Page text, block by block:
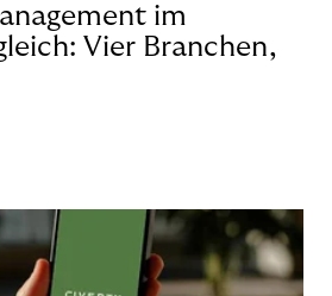
im
Vier Branchen,